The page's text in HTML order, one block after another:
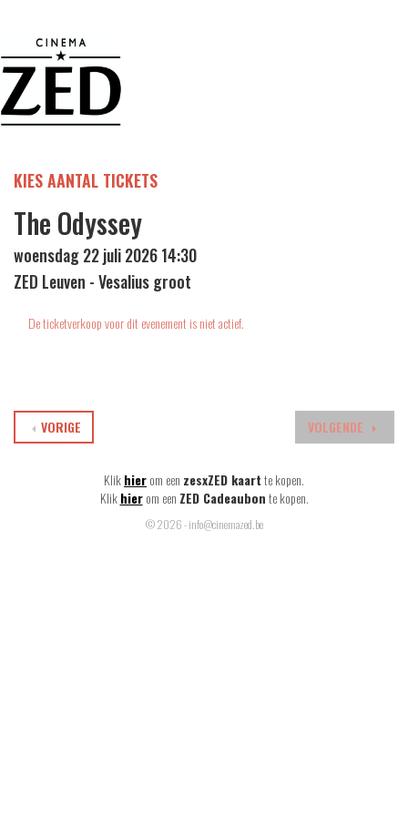
KIES AANTAL TICKETS
The Odyssey
woensdag 22 juli 2026 14:30
ZED Leuven - Vesalius groot
De ticketverkoop voor dit evenement is niet actief.
VOLGENDE
VORIGE
Klikhierom een zesxZED kaartte kopen.
Klik hier om een ZED Cadeaubonte kopen.
© 2026 - info@cinemazed.be